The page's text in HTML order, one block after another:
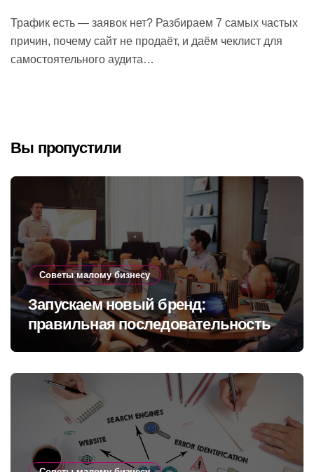
Трафик есть — заявок нет? Разбираем 7 самых частых
причин, почему сайт не продаёт, и даём чеклист для
самостоятельного аудита…
Вы пропустили
Советы малому бизнесу
Запускаем новый бренд:
правильная последовательность